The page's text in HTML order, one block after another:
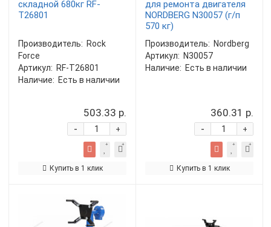
складной 680кг RF-
T26801
Производитель: Rock
Force
Артикул: RF-T26801
Наличие: Есть в наличии
503.33 р.
+
-
Купить в 1 клик
для ремонта двигателя
NORDBERG N30057 (г/п
570 кг)
Производитель: Nordberg
Артикул: N30057
Наличие: Есть в наличии
360.31 р.
+
-
Купить в 1 клик